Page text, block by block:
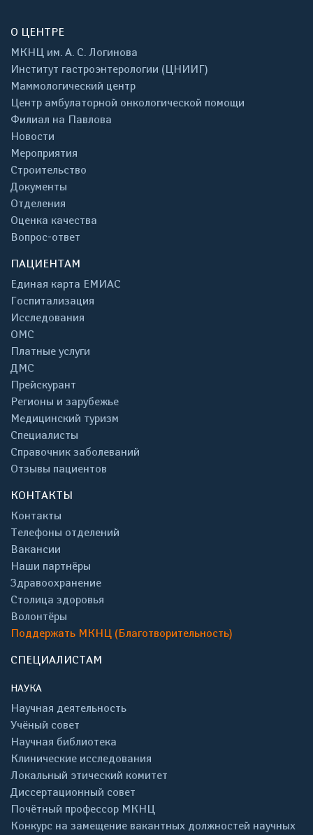
О ЦЕНТРЕ
МКНЦ им. А. С. Логинова
Институт гастроэнтерологии (ЦНИИГ)
Маммологический центр
Центр амбулаторной онкологической помощи
Филиал на Павлова
Новости
Мероприятия
Строительство
Документы
Отделения
Оценка качества
Вопрос-ответ
ПАЦИЕНТАМ
Единая карта ЕМИАС
Госпитализация
Исследования
ОМС
Платные услуги
ДМС
Прейскурант
Регионы и зарубежье
Медицинский туризм
Специалисты
Справочник заболеваний
Отзывы пациентов
КОНТАКТЫ
Контакты
Телефоны отделений
Вакансии
Наши партнёры
Здравоохранение
Столица здоровья
Волонтёры
Поддержать МКНЦ (Благотворительность)
СПЕЦИАЛИСТАМ
НАУКА
Научная деятельность
Учёный совет
Научная библиотека
Клинические исследования
Локальный этический комитет
Диссертационный совет
Почётный профессор МКНЦ
Конкурс на замещение вакантных должностей научных